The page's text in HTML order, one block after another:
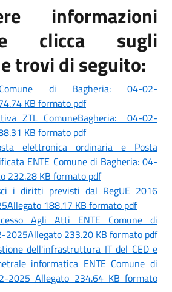
informazioni
clicca sugli
trovi di seguito:
di Bagheria: 04-02-
KB formato pdf
04-02-
KB formato pdf
elettronica ordinaria e Posta
ENTE Comune di Bagheria: 04-
232.28 KB formato pdf
i diritti previsti dal RegUE 2016
188.17 KB formato pdf
Agli Atti ENTE Comune di
2025Allegato 233.20 KB formato pdf
dell'infrastruttura IT del CED e
informatica ENTE Comune di
2025 Allegato 234.64 KB formato